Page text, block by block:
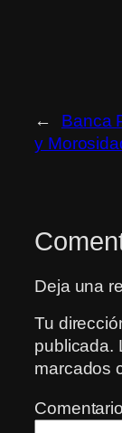
←
Banca
y
Deja una
Tu
publicada.
marcados
Comentario